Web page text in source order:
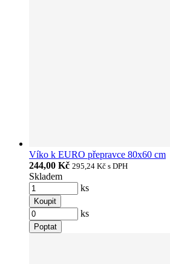
Víko k EURO přepravce 80x60 cm
244,00 Kč 295,24 Kč s DPH
Skladem
ks
Koupit
ks
Poptat